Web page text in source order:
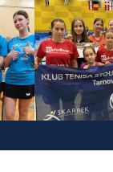
Skip
to
content